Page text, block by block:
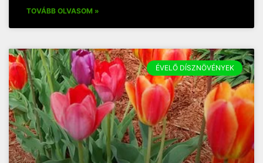
TOVÁBB OLVASOM »
ÉVELŐ DÍSZNÖVÉNYEK